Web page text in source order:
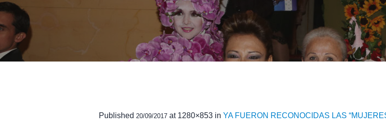
Published 20/09/2017 at 1280×853 in YA FUERON RECONOCIDAS LAS